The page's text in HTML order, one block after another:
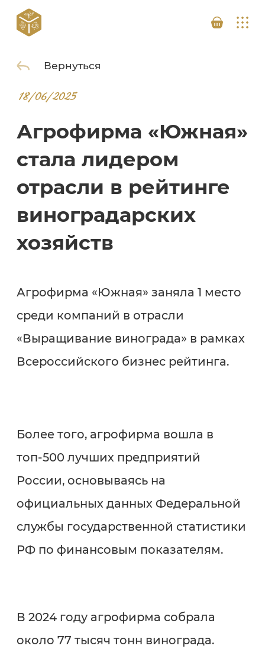
Вернуться
18/06/2025
Агрофирма «Южная»
стала лидером
отрасли в рейтинге
виноградарских
хозяйств
Агрофирма «Южная» заняла 1 место
среди компаний в отрасли
«Выращивание винограда» в рамках
Всероссийского бизнес рейтинга.
Более того, агрофирма вошла в
топ-500 лучших предприятий
России, основываясь на
официальных данных Федеральной
службы государственной статистики
РФ по финансовым показателям.
В 2024 году агрофирма собрала
около 77 тысяч тонн винограда.